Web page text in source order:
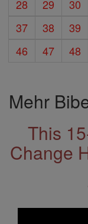
28
29 30
37
38 39
46
47 48
Mehr
This
Change